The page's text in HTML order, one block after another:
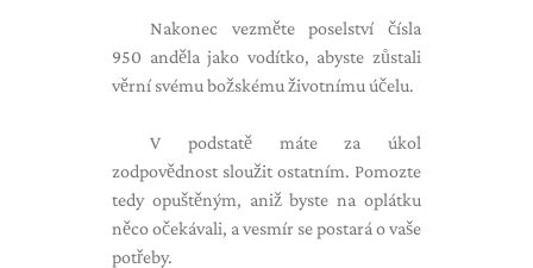
Nakonec vezměte poselství čísla
950 anděla jako vodítko, abyste zůstali
věrní svému božskému životnímu účelu.
V podstatě máte za úkol
zodpovědnost sloužit ostatním. Pomozte
tedy opuštěným, aniž byste na oplátku
něco očekávali, a vesmír se postará o vaše
potřeby.